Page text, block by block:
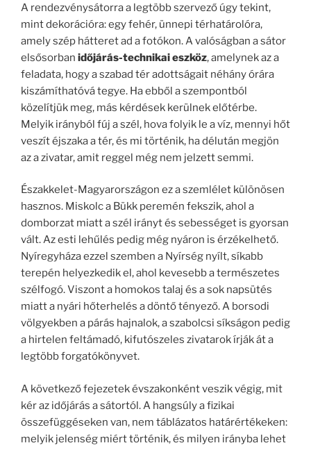
A rendezvénysátorra a legtöbb szervező úgy tekint,
mint dekorációra: egy fehér, ünnepi térhatárolóra,
amely szép hátteret ad a fotókon. A valóságban a sátor
elsősorban időjárás-technikai eszköz, amelynek az a
feladata, hogy a szabad tér adottságait néhány órára
kiszámíthatóvá tegye. Ha ebből a szempontból
közelítjük meg, más kérdések kerülnek előtérbe.
Melyik irányból fúj a szél, hova folyik le a víz, mennyi hőt
veszít éjszaka a tér, és mi történik, ha délután megjön
az a zivatar, amit reggel még nem jelzett semmi.
Északkelet-Magyarországon ez a szemlélet különösen
hasznos. Miskolc a Bükk peremén fekszik, ahol a
domborzat miatt a szél irányt és sebességet is gyorsan
vált. Az esti lehűlés pedig még nyáron is érzékelhető.
Nyíregyháza ezzel szemben a Nyírség nyílt, síkabb
terepén helyezkedik el, ahol kevesebb a természetes
szélfogó. Viszont a homokos talaj és a sok napsütés
miatt a nyári hőterhelés a döntő tényező. A borsodi
völgyekben a párás hajnalok, a szabolcsi síkságon pedig
a hirtelen feltámadó, kifutószeles zivatarok írják át a
legtöbb forgatókönyvet.
A következő fejezetek évszakonként veszik végig, mit
kér az időjárás a sátortól. A hangsúly a fizikai
összefüggéseken van, nem táblázatos határértékeken:
melyik jelenség miért történik, és milyen irányba lehet